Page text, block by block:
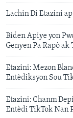
Lachin Di Etazini
Biden Apiye yon
Genyen Pa Rapò ak
Etazini: Mezon
Entèdiksyon Sou
Etazini: Chanm
Entèdi TikTok Nan